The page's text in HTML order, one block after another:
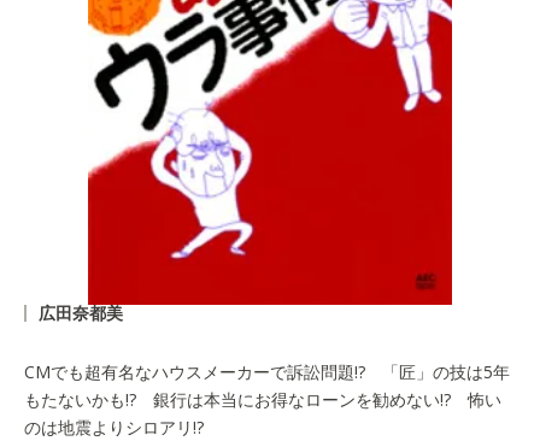
広田奈都美
CMでも超有名なハウスメーカーで訴訟問題!? 「匠」の技は5年
もたないかも!? 銀行は本当にお得なローンを勧めない!? 怖い
のは地震よりシロアリ!?